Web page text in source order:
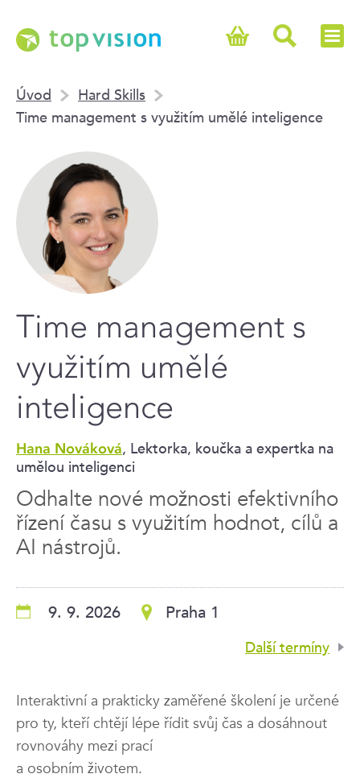
Úvod
Hard Skills
Time management s využitím umělé inteligence
Time management s
využitím umělé
inteligence
Hana Nováková, Lektorka, koučka a expertka na
umělou inteligenci
Odhalte nové možnosti efektivního
řízení času s využitím hodnot, cílů a
AI nástrojů.
9. 9. 2026 Praha 1
Další termíny
Interaktivní a prakticky zaměřené školení je určené
pro ty, kteří chtějí lépe řídit svůj čas a dosáhnout
rovnováhy mezi prací
a osobním životem.